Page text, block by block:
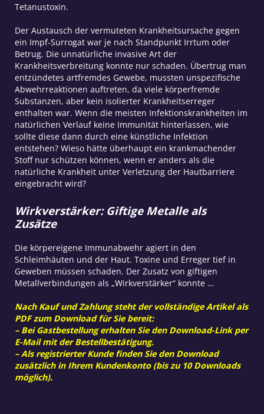
Tetanustoxin.
Der Austausch der vermuteten Krankheitsursache gegen
ein Impf-Surrogat war je nach Standpunkt Irrtum oder
Betrug. Die unnatürliche invasive Art der
Krankheitsverbreitung konnte nur schaden. Übertrug man
entzündetes artfremdes Gewebe, mussten unspezifische
Abwehrreaktionen auftreten, da viele körperfremde
Substanzen, aber kein isolierter Krankheitserreger
enthalten war. Wenn die meisten Infektionskrankheiten im
natürlichen Verlauf keine Immunität hinterlassen, wie
sollte diese dann durch eine künstliche Infektion
entstehen? Wieso hätte überhaupt ein krankmachender
Stoff nur schützen können, wenn er anders als die
natürliche Krankheit unter Verletzung der Hautbarriere
eingebracht wird?
Wirkverstärker: Giftige Metalle als
Zusätze
Die körpereigene Immunabwehr agiert in den
Schleimhäuten und der Haut. Toxine und Erreger tief in
Geweben müssen schaden. Der Zusatz von giftigen
Metallverbindungen als „Wirkverstärker“ konnte …
Nach Kauf und Zahlung steht der vollständige Artikel als
PDF zum Download für Sie bereit:
– Bei Gastbestellung erhalten Sie den Download-Link per
E-Mail mit der Bestellbestätigung.
– Als registrierter Kunde finden Sie den Download
zusätzlich in Ihrem Kundenkonto (bis zu 10 Downloads
möglich).